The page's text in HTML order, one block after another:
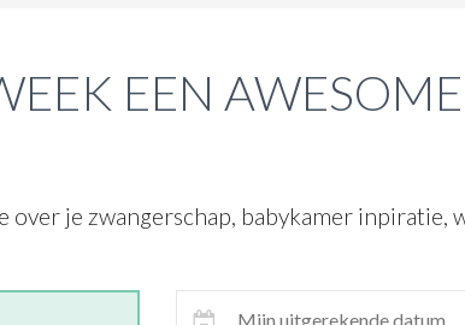
EEN
je zwangerschap, babykamer inpiratie,